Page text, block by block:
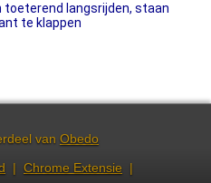
toeterend langsrijden, staan
te klappen
van Obedo
| Chrome Extensie |